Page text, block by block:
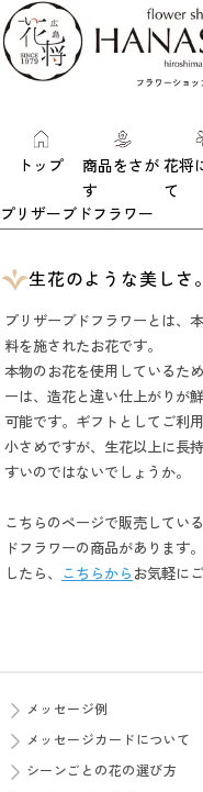
トップ
商品をさが
す
花将
て
プリザーブドフラワー
生花のような美しさ
プリザーブドフラワーとは、
料を施されたお花です。
本物のお花を使用しているた
ーは、造花と違い仕上がりが
可能です。ギフトとしてご利
小さめですが、 生花以上に長
すいのではないでしょうか。
こちらのページで販売してい
ドフラワーの商品があります
したら、
こちらから お気軽に
メッセージ例
メッセージカードについて
シーンごとの花の選び方